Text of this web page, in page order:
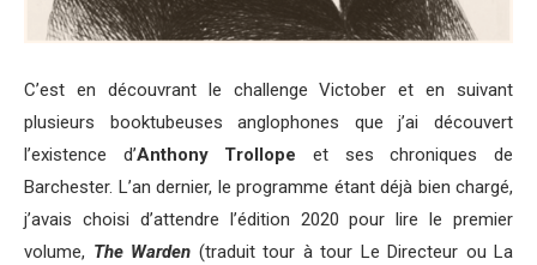
C’est en découvrant le challenge Victober et en suivant
plusieurs booktubeuses anglophones que j’ai découvert
l’existence d’Anthony Trollope et ses chroniques de
Barchester. L’an dernier, le programme étant déjà bien chargé,
j’avais choisi d’attendre l’édition 2020 pour lire le premier
volume, The Warden (traduit tour à tour Le Directeur ou La